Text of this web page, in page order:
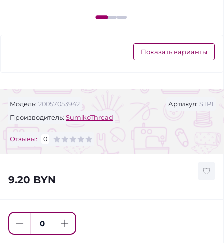
Показать варианты
Модель: 20057053942 Артикул: STP1
Производитель: SumikoThread
Отзывы: 0
9.20 BYN